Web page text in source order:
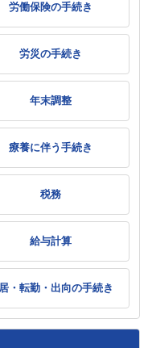
労働保険の手続き
労災の手続き
年末調整
療養に伴う手続き
税務
給与計算
・転勤・出向の手続き